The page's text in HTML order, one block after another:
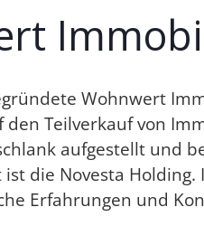
Wohnwert
den Teilverkauf von
aufgestellt und
die Novesta
Erfahrungen und